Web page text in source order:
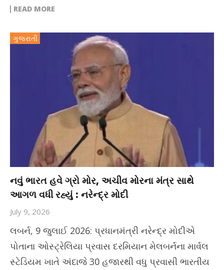
READ MORE
ગુજરાતી
નવું ભારત હવે ગ્રો મોર, અચીવ મોરના મંત્ર સાથે
આગળ વધી રહ્યું : નરેન્દ્ર મોદી
July 9, 2026
લબર્ન, 9 જુલાઈ 2026: પ્રધાનમંત્રી નરેન્દ્ર મોદીએ
પોતાના ઓસ્ટ્રેલિયા પ્રવાસ દરમિયાન મેલબર્નના માર્વલ
સ્ટેડિયમ ખાતે અંદાજે 30 હજારથી વધુ પ્રવાસી ભારતીય